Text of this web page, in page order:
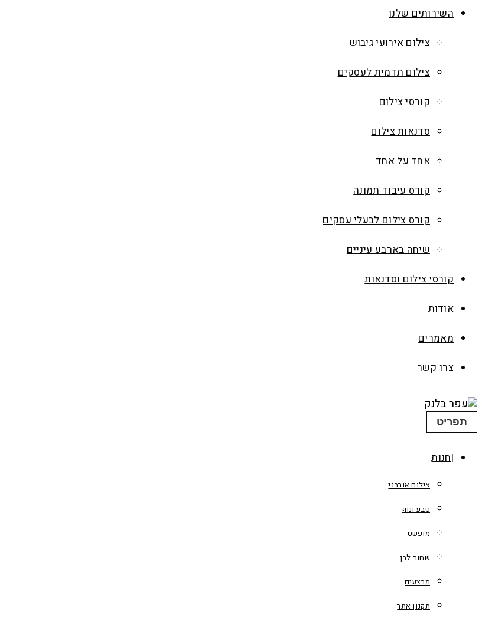
השירותים שלנו
צילום אירועי גיבוש
צילום תדמית לעסקים
קורסי צילום
סדנאות צילום
אחד על אחד
קורס עיבוד תמונה
קורס צילום לבעלי עסקים
שיחה בארבע עיניים
קורסי צילום וסדנאות
אודות
מאמרים
צרו קשר
תפריט
חנות
צילום אורבני
טבע ונוף
מופשט
שחור-לבן
מבצעים
תקנון אתר